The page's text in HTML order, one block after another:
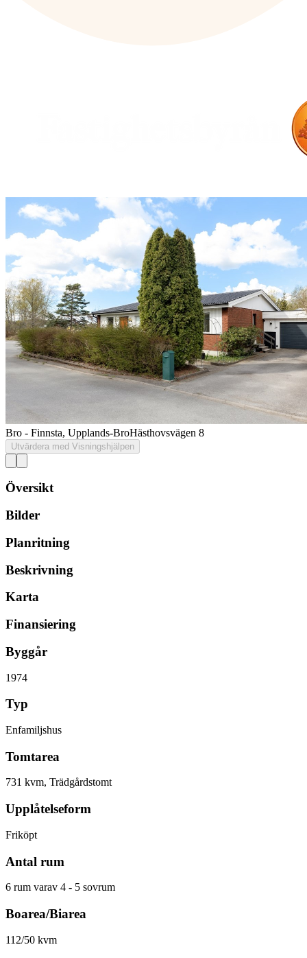
Bro - Finnsta, Upplands-BroHästhovsvägen 8
Utvärdera med Visningshjälpen
Översikt
Bilder
Planritning
Beskrivning
Karta
Finansiering
Byggår
1974
Typ
Enfamiljshus
Tomtarea
731 kvm, Trädgårdstomt
Upplåtelseform
Friköpt
Antal rum
6 rum varav 4 - 5 sovrum
Boarea/Biarea
112/50 kvm